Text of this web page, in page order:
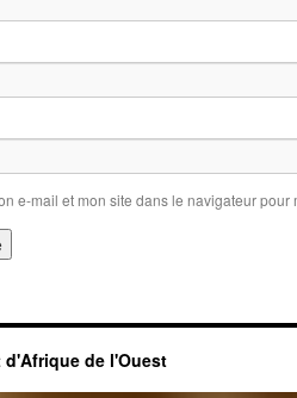
e-mail et mon site dans le navigateur
de l'Ouest